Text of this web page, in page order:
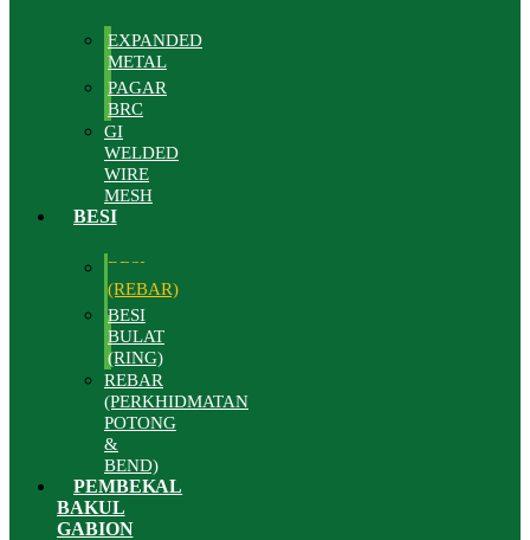
EXPANDED
METAL
PAGAR
BRC
GI
WELDED
WIRE
MESH
BESI
BESI
(REBAR)
BESI
BULAT
(RING)
REBAR
(PERKHIDMATAN
POTONG
&
BEND)
PEMBEKAL
BAKUL
GABION